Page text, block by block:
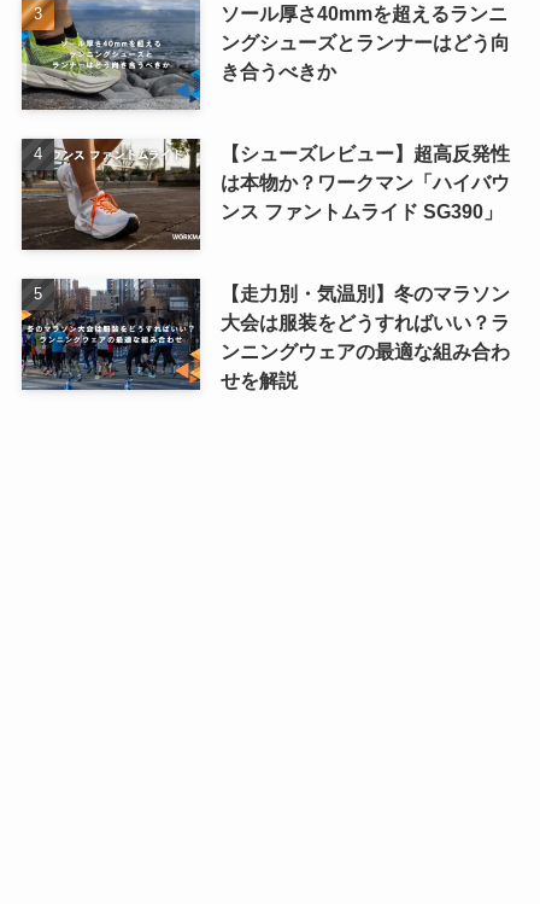
ソール厚さ40mmを超えるランニ
ングシューズとランナーはどう向
き合うべきか
【シューズレビュー】超高反発性
は本物か？ワークマン「ハイバウ
ンス ファントムライド SG390」
【走力別・気温別】冬のマラソン
大会は服装をどうすればいい？ラ
ンニングウェアの最適な組み合わ
せを解説